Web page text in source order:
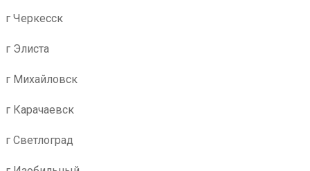
г Черкесск
г Элиста
г Михайловск
г Карачаевск
г Светлоград